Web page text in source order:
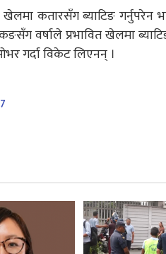
खेलमा कतारसँग ब्याटिङ
वर्षाले प्रभावित खेलमा
गर्दा विकेट लिएनन् ।